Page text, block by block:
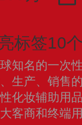
标签10
知名的一次
生产、销售
化妆辅助用
客商和终端